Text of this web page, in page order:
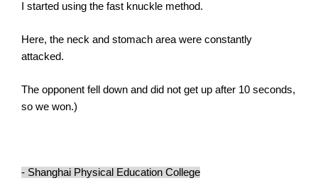
I started using the fast knuckle method.
Here, the neck and stomach area were constantly
attacked.
The opponent fell down and did not get up after 10 seconds,
so we won.)
- Shanghai Physical Education College